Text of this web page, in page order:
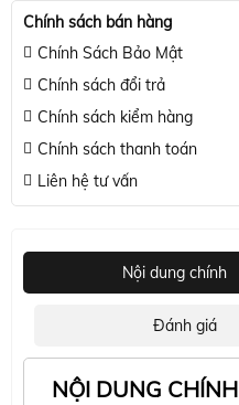
Chính sách bán hàng
Chính Sách Bảo Mật
Chính sách đổi trả
Chính sách kiểm hàng
Chính sách thanh toán
Liên hệ tư vấn
Nội dung chính
Đánh giá
NỘI DUNG CHÍNH